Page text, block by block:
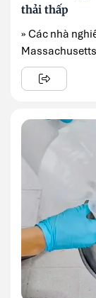
thải thấp
» Các nhà